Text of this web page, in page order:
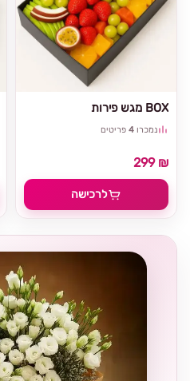
מגש פירות BOX
נמכרו 4 פריטים
299 ₪
לרכישה